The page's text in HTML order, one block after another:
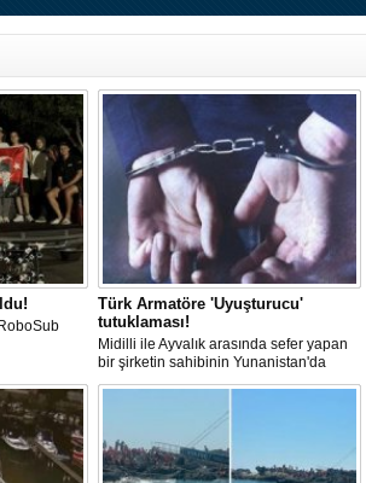
Türk Armatöre 'Uyuşturucu'
tutuklaması!
Midilli ile Ayvalık arasında sefer yapan
bir şirketin sahibinin Yunanistan'da
tutuklandığı bildirildi.